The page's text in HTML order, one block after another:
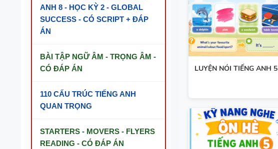
ANH 8 - HỌC KỲ 2 - GLOBAL
SUCCESS - CÓ SCRIPT + ĐÁP
ÁN
BÀI TẬP NGỮ ÂM - TRỌNG ÂM -
CÓ ĐÁP ÁN
110 CẤU TRÚC TIẾNG ANH
QUAN TRỌNG
STARTERS - MOVERS - FLYERS
READING - CÓ ĐÁP ÁN
LUYỆN NÓI TIẾNG ANH 5